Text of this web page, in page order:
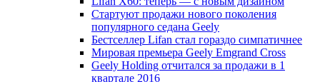
Стартуют продажи нового поколения
популярного седана Geely
Бестселлер Lifan стал гораздо симпатичнее
Мировая премьера Geely Emgrand Cross
Geely Holding отчитался за продажи в 1
квартале 2016